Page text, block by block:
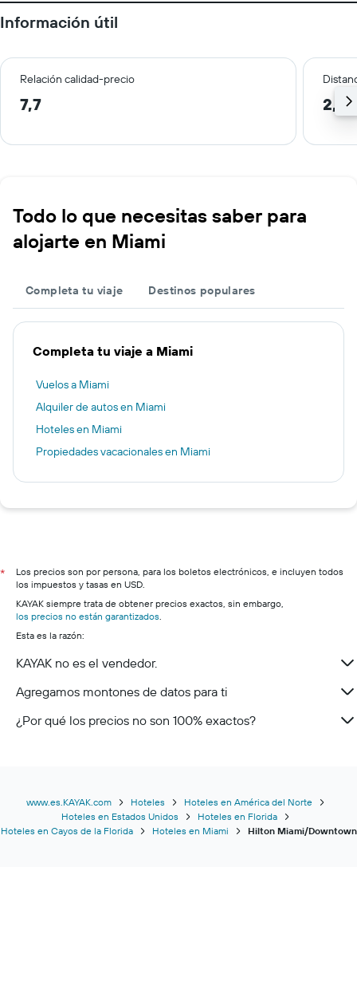
Información útil
Relación calidad-precio
7,7 2,1
Todo lo que necesitas saber para
alojarte en Miami
Completa tu viaje Destinos populares
Completa tu viaje a Miami
Vuelos a Miami
Alquiler de autos en Miami
Hoteles en Miami
Propiedades vacacionales en Miami
*
Los precios son por persona, para los boletos electrónicos, e incluyen todos
los impuestos y tasas en USD.
KAYAK siempre trata de obtener precios exactos, sin embargo,
los precios no están garantizados.
Esta es la razón:
KAYAK no es el vendedor.
Agregamos montones de datos para ti
¿Por qué los precios no son 100% exactos?
www.es.KAYAK.com Hoteles
Hoteles en América del Norte
Hoteles en Estados Unidos
Hoteles en Florida
Hoteles en Cayos de la Florida
Hoteles en Miami Hilton Miami/Downtown